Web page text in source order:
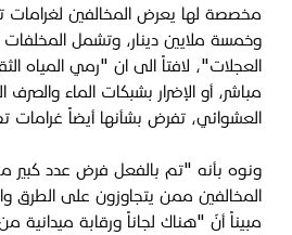
مخصصة لها يعرض المخالفين لغرامات
وخمسة ملايين دينار، وتشمل
العجلات"، لافتاً الى ان "رمي المياه
مباشر، أو الإضرار بشبكات الماء والصرف
العشوائي، تفرض بشأنها أيضاً غرامات
ونوه بأنه "تم بالفعل فرض عدد كبير
المخالفين ممن يتجاوزون على الطرق
مبيناً أنّ "هناك لجاناً ورقابة ميدانية من